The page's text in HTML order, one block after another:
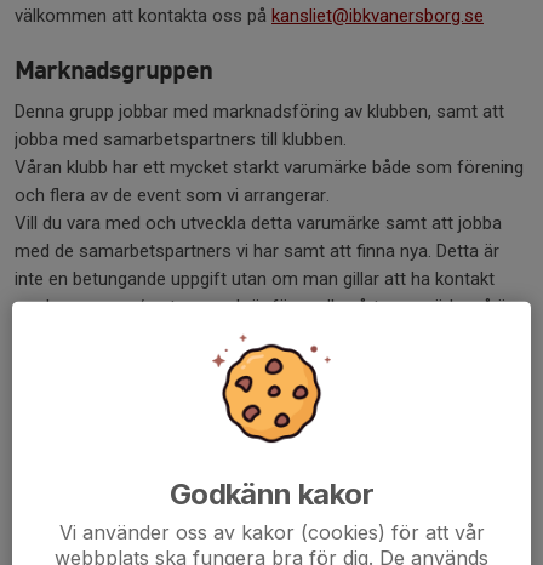
välkommen att kontakta oss på kansliet@ibkvanersborg.se
Marknadsgruppen
Denna grupp jobbar med marknadsföring av klubben, samt att
jobba med samarbetspartners till klubben.
Våran klubb har ett mycket starkt varumärke både som förening
och flera av de event som vi arrangerar.
Vill du vara med och utveckla detta varumärke samt att jobba
med de samarbetspartners vi har samt att finna nya. Detta är
inte en betungande uppgift utan om man gillar att ha kontakt
med sponsorer/partners och är förmedla vårt varumärke så är
det kanske några timmar i månaden som vi behöver lägga.
Är du nyfiken eller sugen kontakta marknad@ibkvanersborg.se
Vi är ideella krafter i föreningen som hjälper till där det behövs,
Du är hjärtligt välkommen att kontakta oss.
Godkänn kakor
Vi använder oss av kakor (cookies) för att vår
webbplats ska fungera bra för dig. De används